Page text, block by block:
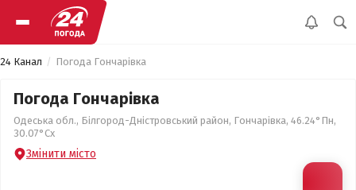
24 Канал Погода Гончарівка
Погода Гончарівка
Одеська обл., Білгород-Дністровський район, Гончарівка, 46.24°Пн,
30.07°Сх
Змінити місто